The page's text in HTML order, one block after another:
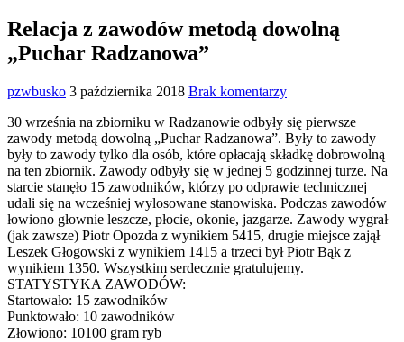
Relacja z zawodów metodą dowolną
„Puchar Radzanowa”
pzwbusko 3 października 2018 Brak komentarzy
30 września na zbiorniku w Radzanowie odbyły się pierwsze
zawody metodą dowolną „Puchar Radzanowa”. Były to zawody
były to zawody tylko dla osób, które opłacają składkę dobrowolną
na ten zbiornik. Zawody odbyły się w jednej 5 godzinnej turze. Na
starcie stanęło 15 zawodników, którzy po odprawie technicznej
udali się na wcześniej wylosowane stanowiska. Podczas zawodów
łowiono głownie leszcze, płocie, okonie, jazgarze. Zawody wygrał
(jak zawsze) Piotr Opozda z wynikiem 5415, drugie miejsce zajął
Leszek Głogowski z wynikiem 1415 a trzeci był Piotr Bąk z
wynikiem 1350. Wszystkim serdecznie gratulujemy.
STATYSTYKA ZAWODÓW:
Startowało: 15 zawodników
Punktowało: 10 zawodników
Złowiono: 10100 gram ryb